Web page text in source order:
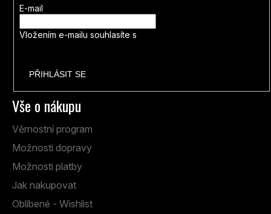
Vše o nákupu
Věrnostní program
Možnosti dopravy
Možnosti platby
Jak nakupovat
Oblíbené - Wishlist
E-mail
Vložením e-mailu souhlasíte s
PŘIHLÁSIT SE